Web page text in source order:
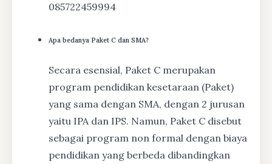
085722459994
Apa bedanya Paket C dan SMA?
Secara esensial, Paket C merupakan
program pendidikan kesetaraan (Paket)
yang sama dengan SMA, dengan 2 jurusan
yaitu IPA dan IPS. Namun, Paket C disebut
sebagai program non formal dengan biaya
pendidikan yang berbeda dibandingkan